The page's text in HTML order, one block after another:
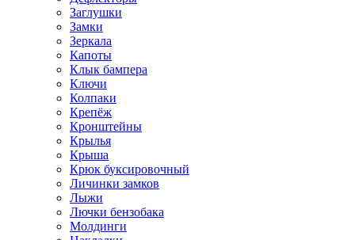
Заглушки
Замки
Зеркала
Капоты
Клык бампера
Ключи
Колпаки
Крепёж
Кронштейны
Крылья
Крыша
Крюк буксировочный
Личинки замков
Лыжи
Лючки бензобака
Молдинги